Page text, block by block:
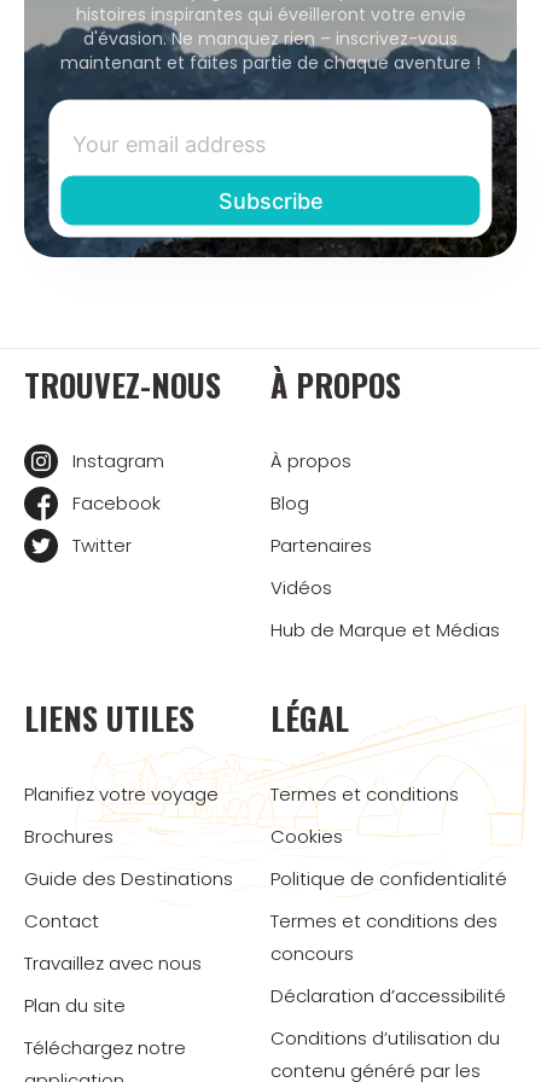
histoires inspirantes qui éveilleront votre envie
d'évasion. Ne manquez rien – inscrivez-vous
maintenant et faites partie de chaque aventure !
TROUVEZ-NOUS
Instagram
Facebook
Twitter
À PROPOS
À propos
Blog
Partenaires
Vidéos
Hub de Marque et Médias
LIENS UTILES
Planifiez votre voyage
Brochures
Guide des Destinations
Contact
Travaillez avec nous
Plan du site
Téléchargez notre
LÉGAL
Termes et conditions
Cookies
Politique de confidentialité
Termes et conditions des
concours
Déclaration d’accessibilité
Conditions d’utilisation du
contenu généré par les